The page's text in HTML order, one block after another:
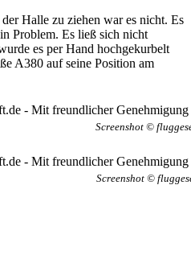
Halle zu ziehen war es nicht. Es
Problem. Es ließ sich nicht
es per Hand hochgekurbelt
A380 auf seine Position am
Screenshot ©
Screenshot ©